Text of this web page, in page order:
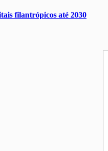
filantrópicos até 2030